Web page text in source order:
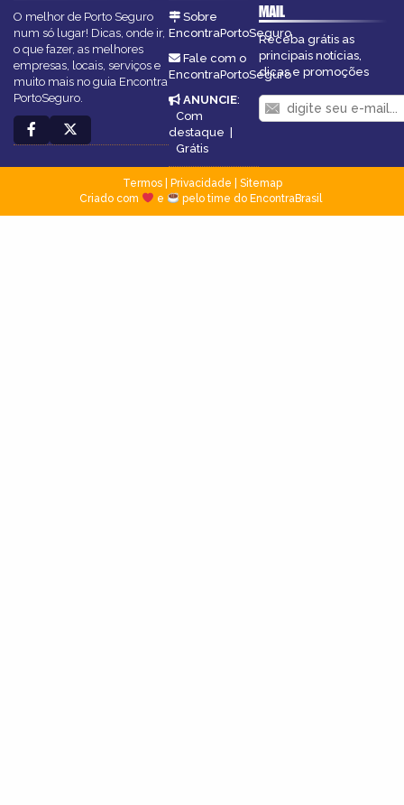
O melhor de Porto Seguro
num só lugar! Dicas, onde ir,
o que fazer, as melhores
empresas, locais, serviços e
muito mais no guia Encontra
PortoSeguro.
Sobre
EncontraPortoSeguro
Fale com o
EncontraPortoSeguro
ANUNCIE:
Com
destaque |
Grátis
MAIL
Receba grátis as
principais notícias,
dicas e promoções
Termos| Privacidade
Sitemap
Criado com
e pelo time do EncontraBrasil